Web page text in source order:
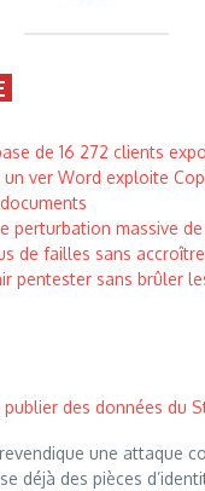
de 16 272 clients
ver Word exploite
perturbation massive
de failles sans
pentester sans brûler
des données du
une attaque
déjà des pièces